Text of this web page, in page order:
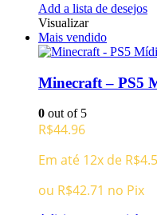
Add a lista de desejos
Visualizar
Mais vendido
Minecraft – PS5
0 out of 5
R$44.96
Em até 12x de R$
ou R$42.71 no Pix